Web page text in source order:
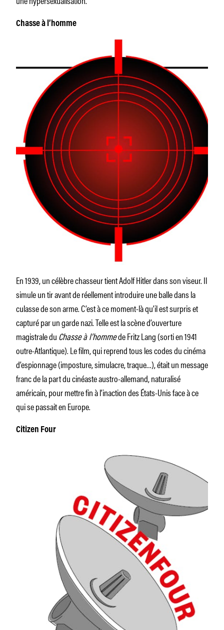
Chasse à l’homme
En 1939, un célèbre chasseur tient Adolf Hitler dans son viseur. Il
simule un tir avant de réellement introduire une balle dans la
culasse de son arme. C’est à ce moment-là qu’il est surpris et
capturé par un garde nazi. Telle est la scène d’ouverture
magistrale duChasse à l’hommede Fritz Lang (sorti en 1941
outre-Atlantique). Le film, qui reprend tous les codes du cinéma
d’espionnage (imposture, simulacre, traque…), était un message
franc de la part du cinéaste austro-allemand, naturalisé
américain, pour mettre fin à l’inaction des États-Unis face à ce
qui se passait en Europe.
Citizen Four